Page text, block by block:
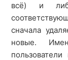
всё) и
сначала
новые.